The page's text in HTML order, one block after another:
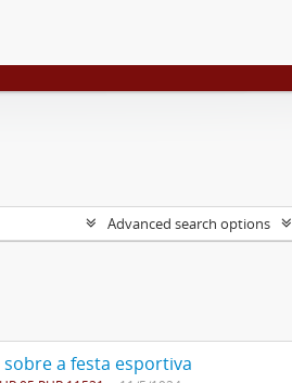
Advanced search options
a festa esportiva